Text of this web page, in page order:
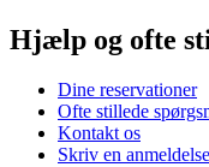
Hjælp og ofte
Dine reservationer
Ofte stillede
Kontakt os
Skriv en